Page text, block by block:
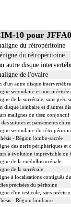
10 pour
du rétropéritoine
du rétropéritoine
autre disque
de l'ovaire
d'un autre disque
secondaire et non
de la surrénale, sans
disque lombaire et d'autres
malignes du tissu conjonctif
sutures et pansements
secondaire du
- Région lombo-sacrée
des nerfs périphériques et
à évolution imprévisible
de la médullosurrénale
de la surrénale
à localisations contiguës
précisées du péritoine
d'un testicule, sans
- Région lombaire